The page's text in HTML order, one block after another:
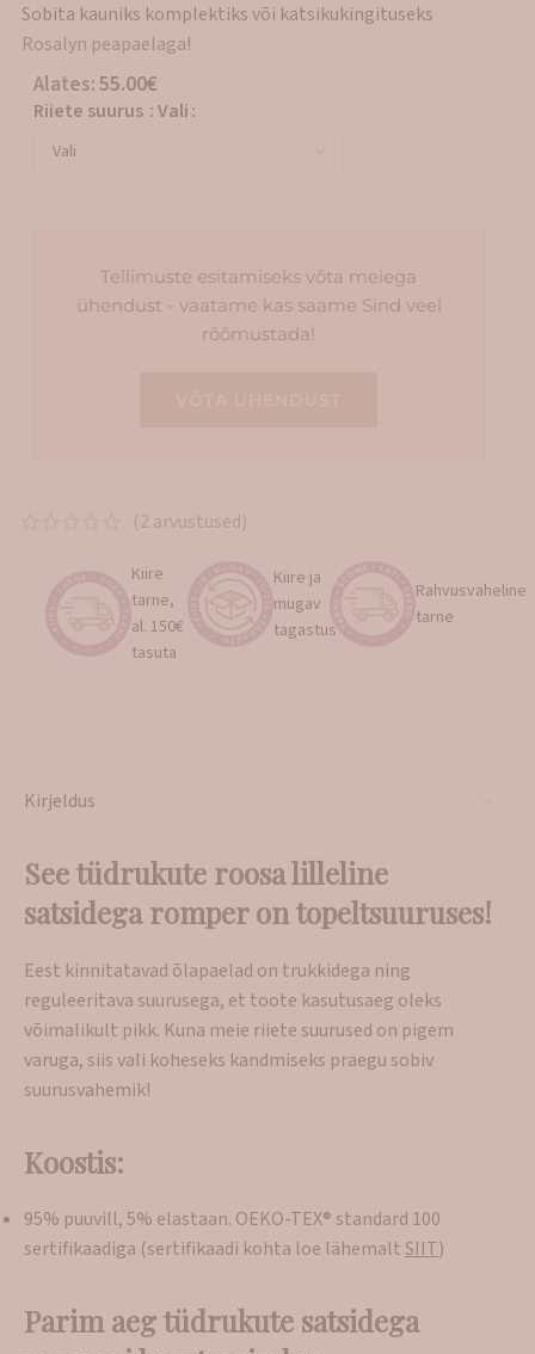
Sobita kauniks komplektiks või katsikukingituseks
Rosalyn peapaelaga!
Alates:55.00€
Riiete suurus :Vali
Tellimuste esitamiseks võta meiega
ühendust - vaatame kas saame Sind veel
rõõmustada!
(2arvustused)
Kiire
tarne,
al. 150€
tasuta
Kiire ja
mugav
tagastus
Rahvusvaheline
tarne
Kirjeldus
See tüdrukute roosa lilleline
satsidega romper on topeltsuuruses!
Eest kinnitatavad õlapaelad on trukkidega ning
reguleeritava suurusega, et toote kasutusaeg oleks
võimalikult pikk. Kuna meie riiete suurused on pigem
varuga, siis vali koheseks kandmiseks praegu sobiv
suurusvahemik!
Koostis:
95% puuvill, 5% elastaan. OEKO-TEX® standard 100
sertifikaadiga (sertifikaadi kohta loe lähemaltSIIT)
Parim aeg tüdrukute satsidega